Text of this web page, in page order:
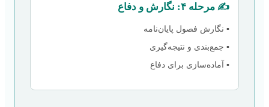
✍️ مرحله ۴: نگارش و دفاع
▪️ نگارش فصول پایان‌نامه
▪️ جمع‌بندی و نتیجه‌گیری
▪️ آماده‌سازی برای دفاع